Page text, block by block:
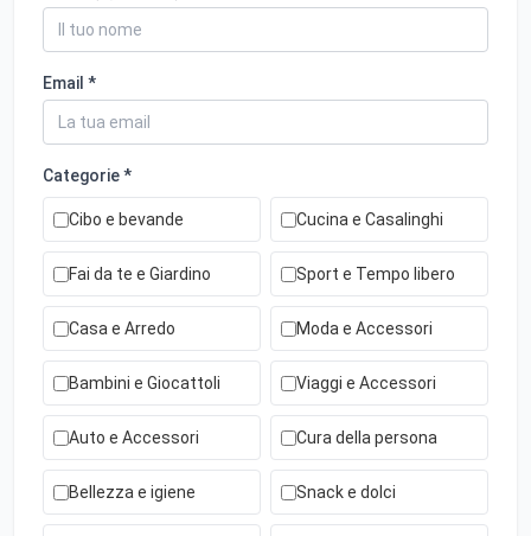
Email *
Categorie *
Cibo e bevande Cucina e Casalinghi
Fai da te e Giardino Sport e Tempo libero
Casa e Arredo Moda e Accessori
Bambini e Giocattoli Viaggi e Accessori
Auto e Accessori Cura della persona
Bellezza e igiene Snack e dolci